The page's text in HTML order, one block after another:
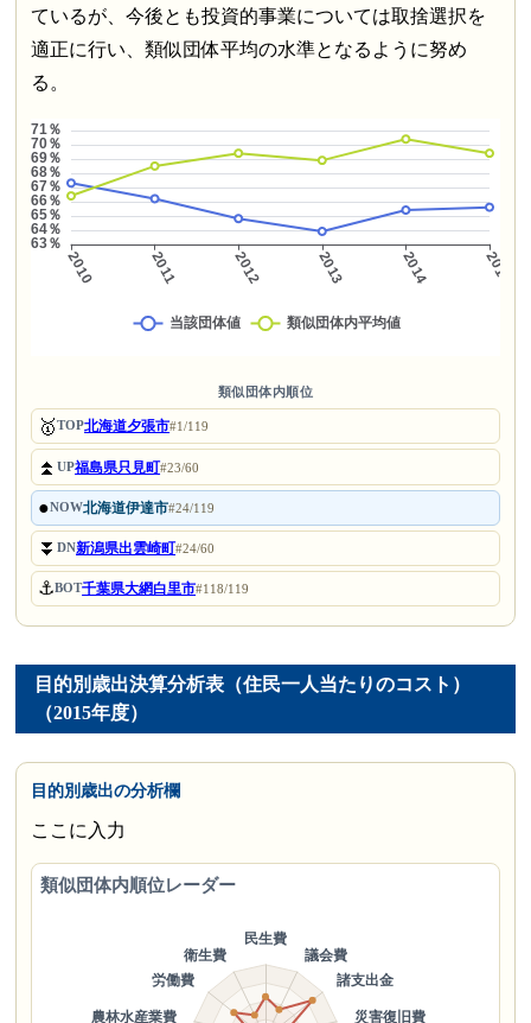
ているが、今後とも投資的事業については取捨選択を
適正に行い、類似団体平均の水準となるように努め
る。
類似団体内順位
🥇TOP北海道夕張市#1/119
⏫UP福島県只見町#23/60
●NOW北海道伊達市#24/119
⏬DN新潟県出雲崎町#24/60
⚓BOT千葉県大網白里市#118/119
目的別歳出決算分析表（住民一人当たりのコスト）
（2015年度）
目的別歳出の分析欄
ここに入力
類似団体内順位レーダー